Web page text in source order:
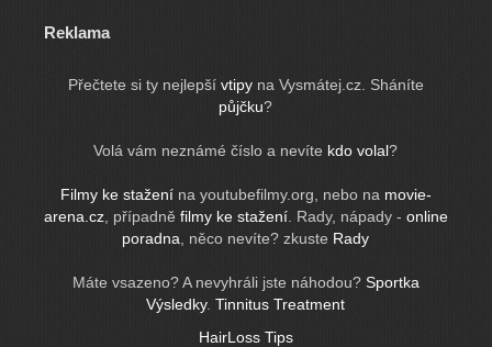
Reklama
Přečtete si ty nejlepší vtipy na Vysmátej.cz. Sháníte
půjčku?
Volá vám neznámé číslo a nevíte kdo volal?
Filmy ke stažení na youtubefilmy.org, nebo na movie-
arena.cz , případně filmy ke stažení . Rady, nápady - online
poradna , něco nevíte? zkuste Rady
Máte vsazeno? A nevyhráli jste náhodou? Sportka
Výsledky.Tinnitus Treatment
HairLoss Tips